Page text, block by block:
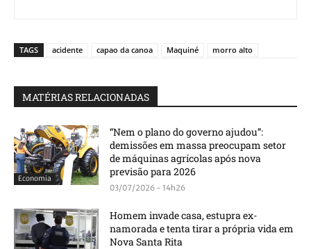
TAGS acidente capao da canoa Maquiné morro alto
MATÉRIAS RELACIONADAS
Economia
“Nem o plano do governo ajudou”:
demissões em massa preocupam setor
de máquinas agrícolas após nova
previsão para 2026
03/07/2026 - 14h26
Homem invade casa, estupra ex-
namorada e tenta tirar a própria vida em
Nova Santa Rita